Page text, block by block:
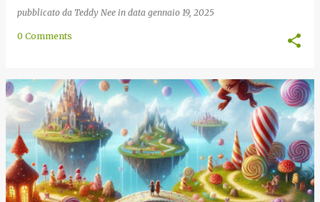
pubblicato da Teddy Nee in data gennaio 19, 2025
0 Comments